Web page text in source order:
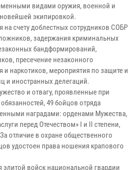
видами оружия, военной и
экипировкой.
на счету доблестных сотрудников СОБР
задержания криминальных
бандформирований,
пресечение незаконного
и наркотиков, мероприятия по защите и
и иностранных делегаций.
и отвагу, проявленные при
49 бойцов отряда
наградами: орденами Мужества,
перед Отечеством» I и II степени,
отличие в охране общественного
удостоен права ношения крапового
элитой войск национальной гвардии